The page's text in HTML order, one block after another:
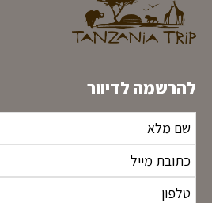
להרשמה לדיוור